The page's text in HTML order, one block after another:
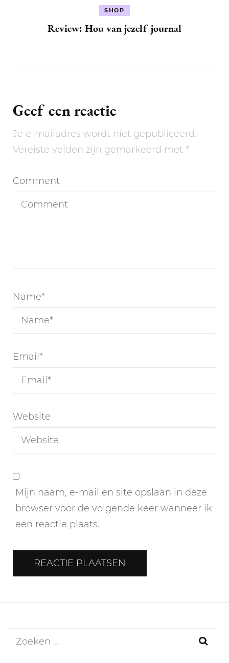
SHOP
Review: Hou van jezelf journal
Geef een reactie
Je e-mailadres wordt niet gepubliceerd.
Vereiste velden zijn gemarkeerd met *
Comment
Name*
Email*
Website
Mijn naam, e-mail en site opslaan in deze
browser voor de volgende keer wanneer ik
een reactie plaats.
Zoeken